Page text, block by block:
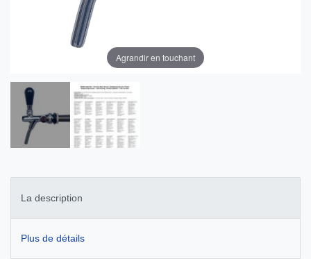
Agrandir en touchant
La description
Plus de détails